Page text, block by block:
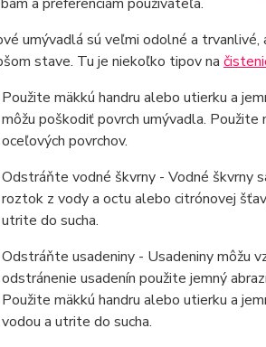
a preferenciám používateľa.
umývadlá sú veľmi odolné a
stave. Tu je niekoľko tipov na
Použite mäkkú handru alebo utierku a
môžu poškodiť povrch umývadla.
oceľových povrchov.
Odstráňte vodné škvrny - Vodné škvrny
roztok z vody a octu alebo citrónovej
utrite do sucha.
Odstráňte usadeniny - Usadeniny môžu
odstránenie usadenín použite jemný
Použite mäkkú handru alebo utierku a
vodou a utrite do sucha.